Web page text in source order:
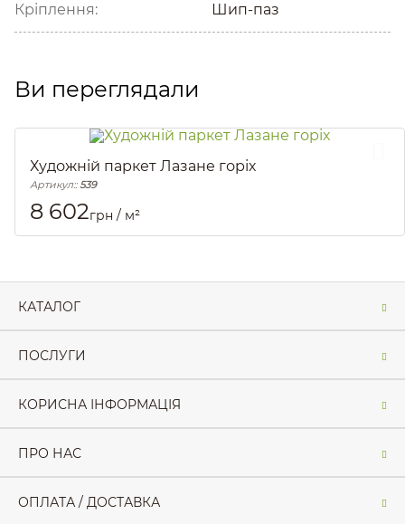
Кріплення: Шип-паз
Ви переглядали
Художній паркет Лазане горіх
Артикул:: 539
8 602грн / м²
КАТАЛОГ
ПОСЛУГИ
КОРИСНА ІНФОРМАЦІЯ
ПРО НАС
ОПЛАТА / ДОСТАВКА